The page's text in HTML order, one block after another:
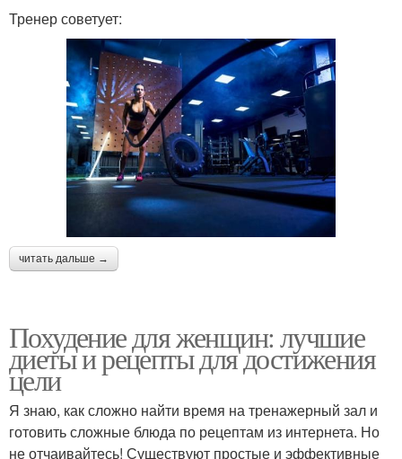
Тренер советует:
читать дальше →
Похудение для женщин: лучшие
диеты и рецепты для достижения
цели
Я знаю, как сложно найти время на тренажерный зал и
готовить сложные блюда по рецептам из интернета. Но
не отчаивайтесь! Существуют простые и эффективные